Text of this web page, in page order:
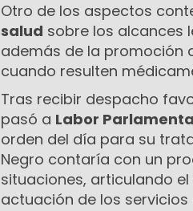
Otro de los aspectos
salud sobre los alcances
además de la promoción
cuando resulten
Tras recibir despacho
pasó a Labor
orden del día para su
Negro contaría con un
situaciones, articulando
actuación de los